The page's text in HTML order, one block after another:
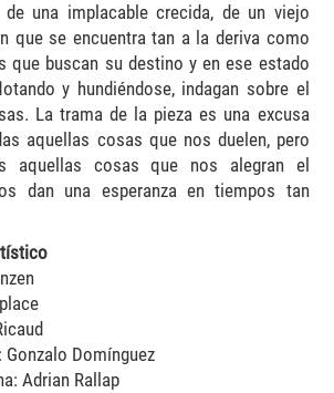
de una implacable crecida, de un viejo
que se encuentra tan a la deriva como
que buscan su destino y en ese estado
y hundiéndose, indagan sobre el
La trama de la pieza es una excusa
aquellas cosas que nos duelen, pero
aquellas cosas que nos alegran el
dan una esperanza en tiempos tan
Domínguez
Adrian Rallap